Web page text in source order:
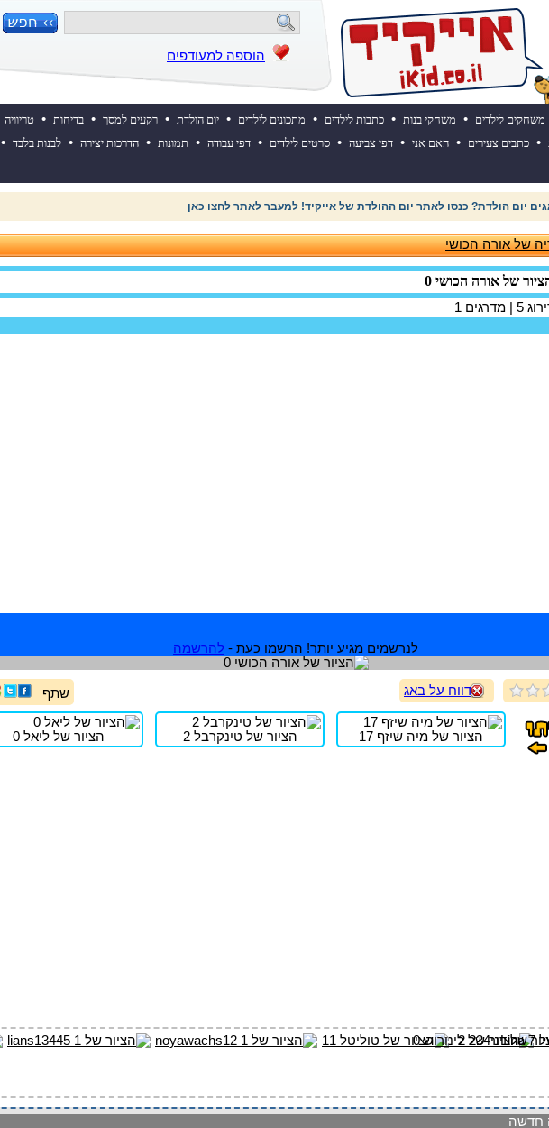
הוספה למעודפים
משחקים לילדים • משחקי בנות • כתבות לילדים • מתכונים לילדים • יום הולדת • רקעים למסך • בדיחות • טריוויה
• כתבים צעירים • האם אני • דפי צביעה • סרטים לילדים • דפי עבודה • תמונות • הדרכות יצירה • לבנות בלבד •
יום הולדת? כנסו לאתר יום ההולדת של אייקיד! למעבר לאתר לחצו כאן
של אורה הכושי
של אורה הכושי 0
5 | מדרגים 1
לנרשמים מגיע יותר! הרשמו כעת - להרשמה
דווח על באג שתף
הציור של מיה שיזף 17 הציור של טינקרבל 2 הציור של ליאל 0
חדשה